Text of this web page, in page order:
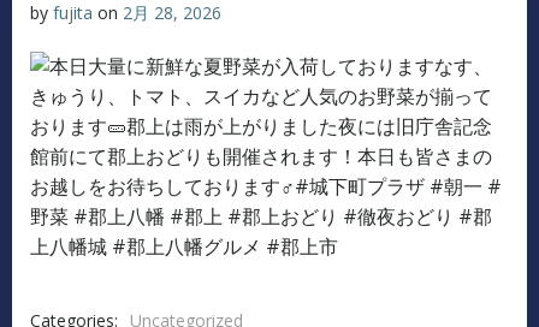
by fujita on 2月 28, 2026
Categories: Uncategorized